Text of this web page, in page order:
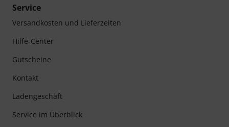
Service
Versandkosten und Lieferzeiten
Hilfe-Center
Gutscheine
Kontakt
Ladengeschäft
Service im Überblick